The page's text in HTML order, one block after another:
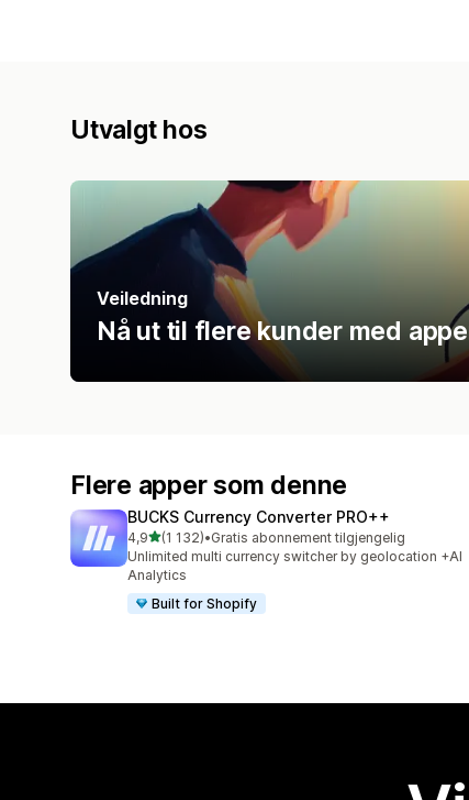
Utvalgt hos
Veiledning
Nå ut til flere kunder med
Flere apper som denne
BUCKS Currency Converter PRO++
4,9av 5 stjerner
(1 132)
Totalt 1132 omtaler
•Gratis abonnement tilgjengelig
Unlimited multi currency switcher by geolocation +AI
Analytics
Built for Shopify